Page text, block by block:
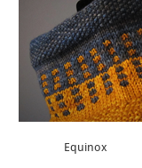
Equinox